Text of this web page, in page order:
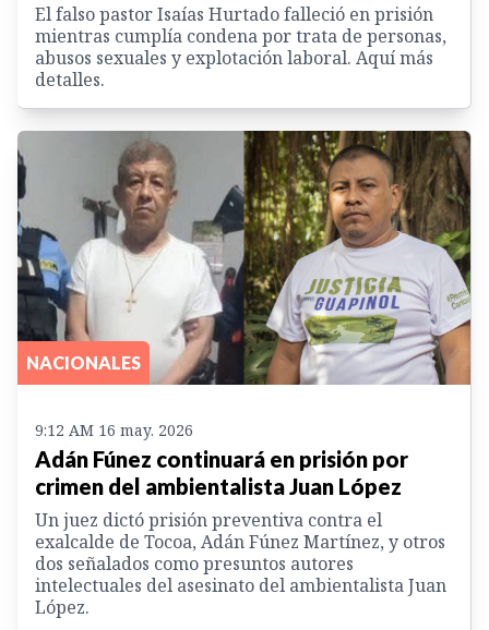
El falso pastor Isaías Hurtado falleció en prisión
mientras cumplía condena por trata de personas,
abusos sexuales y explotación laboral. Aquí más
detalles.
NACIONALES
9:12 AM 16 may. 2026
Adán Fúnez continuará en prisión por
crimen del ambientalista Juan López
Un juez dictó prisión preventiva contra el
exalcalde de Tocoa, Adán Fúnez Martínez, y otros
dos señalados como presuntos autores
intelectuales del asesinato del ambientalista Juan
López.